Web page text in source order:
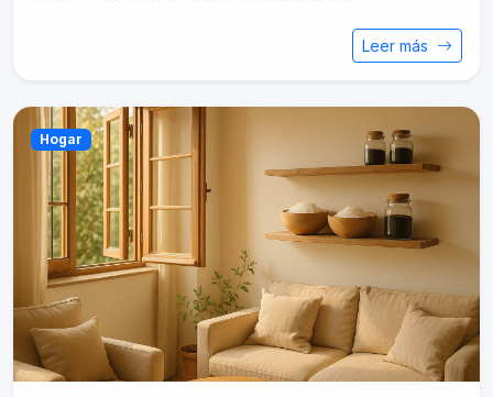
Leer más
Hogar